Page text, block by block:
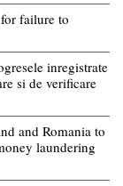
failure to
inregistrate
si de verificare
and Romania to
laundering